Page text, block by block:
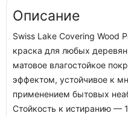
Описание
Swiss Lake Covering Wood
краска для любых
матовое влагостойкое
эффектом, устойчивое к
применением бытовых
Стойкость к истиранию —